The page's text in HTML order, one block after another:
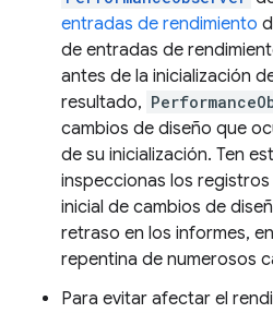
entradas de rendimiento
de entradas de
antes de la inicialización
resultado,
cambios de diseño que
de su inicialización. Ten
inspeccionas los
inicial de cambios de
retraso en los informes,
repentina de numerosos
Para evitar afectar el